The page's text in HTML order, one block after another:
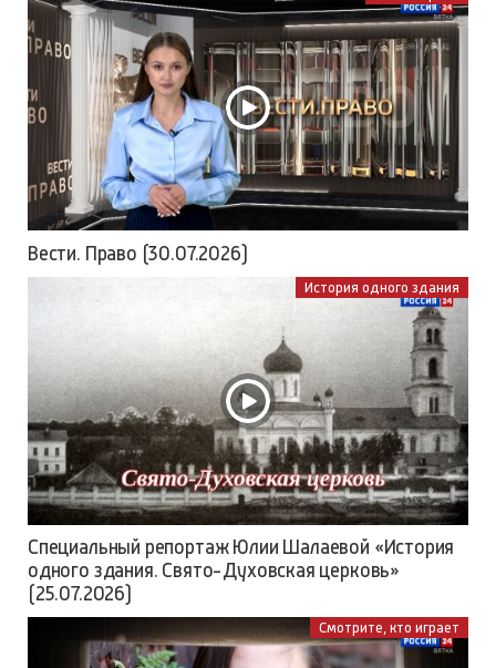
Вести. Право (30.07.2026)
История одного здания
Специальный репортаж Юлии Шалаевой «История
одного здания. Свято-Духовская церковь»
(25.07.2026)
Смотрите, кто играет